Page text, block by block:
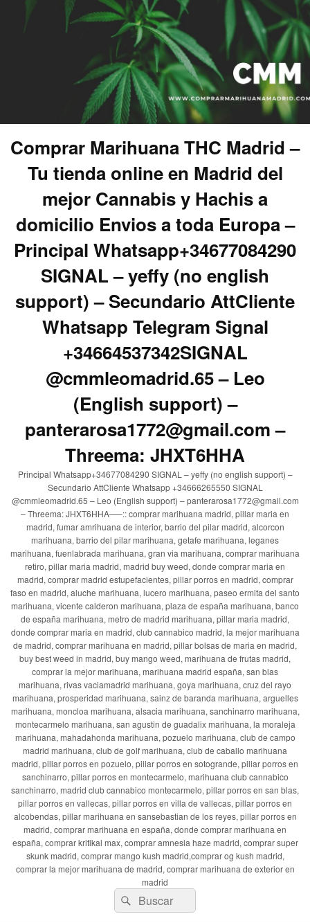
Comprar Marihuana THC Madrid –
Tu tienda online en Madrid del
mejor Cannabis y Hachis a
domicilio Envios a toda Europa –
Principal Whatsapp+34677084290
SIGNAL – yeffy (no english
support) – Secundario AttCliente
Whatsapp Telegram Signal
+34664537342SIGNAL
@cmmleomadrid.65 – Leo
(English support) –
panterarosa1772@gmail.com –
Threema: JHXT6HHA
Principal Whatsapp+34677084290 SIGNAL – yeffy (no english support) –
Secundario AttCliente Whatsapp +34666265550 SIGNAL
@cmmleomadrid.65 – Leo (English support) – panterarosa1772@gmail.com
– Threema: JHXT6HHA—–:: comprar marihuana madrid, pillar maria en
madrid, fumar amrihuana de interior, barrio del pilar madrid, alcorcon
marihuana, barrio del pilar marihuana, getafe marihuana, leganes
marihuana, fuenlabrada marihuana, gran via marihuana, comprar marihuana
retiro, pillar maria madrid, madrid buy weed, donde comprar maria en
madrid, comprar madrid estupefacientes, pillar porros en madrid, comprar
faso en madrid, aluche marihuana, lucero marihuana, paseo ermita del santo
marihuana, vicente calderon marihuana, plaza de españa marihuana, banco
de españa marihuana, metro de madrid marihuana, pillar maria madrid,
donde comprar maria en madrid, club cannabico madrid, la mejor marihuana
de madrid, comprar marihuana en madrid, pillar bolsas de maria en madrid,
buy best weed in madrid, buy mango weed, marihuana de frutas madrid,
comprar la mejor marihuana, marihuana madrid españa, san blas
marihuana, rivas vaciamadrid marihuana, goya marihuana, cruz del rayo
marihuana, prosperidad marihuana, sainz de baranda marihuana, arguelles
marihuana, moncloa marihuana, alsacia marihuana, sanchinarro marihuana,
montecarmelo marihuana, san agustin de guadalix marihuana, la moraleja
marihuana, mahadahonda marihuana, pozuelo marihuana, club de campo
madrid marihuana, club de golf marihuana, club de caballo marihuana
madrid, pillar porros en pozuelo, pillar porros en sotogrande, pillar porros en
sanchinarro, pillar porros en montecarmelo, marihuana club cannabico
sanchinarro, madrid club cannabico montecarmelo, pillar porros en san blas,
pillar porros en vallecas, pillar porros en villa de vallecas, pillar porros en
alcobendas, pillar marihuana en sansebastian de los reyes, pillar porros en
madrid, comprar marihuana en españa, donde comprar marihuana en
españa, comprar kritikal max, comprar amnesia haze madrid, comprar super
skunk madrid, comprar mango kush madrid,comprar og kush madrid,
comprar la mejor marihuana de madrid, comprar marihuana de exterior en
madrid
Buscar
por:
Buscar